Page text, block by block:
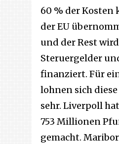
60 % der Kosten
der EU
und der Rest
Steruergelder
finanziert. Für
lohnen sich
sehr. Liverpoll
753 Millionen
gemacht.